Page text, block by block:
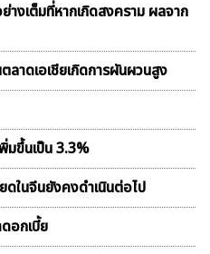
งเต็มที่หากเกิดสงคราม ผลจาก
ลาดเอเชียเกิดการผันผวนสูง
มขึ้นเป็น 3.3%
ดในจีนยังคงดำเนินต่อไป
อกเบี้ย